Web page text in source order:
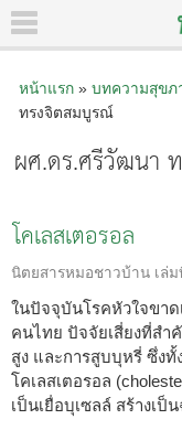
หน้าแรก» บทความสุขภ
ทรงจิตสมบูรณ์
ผศ.ดร.ศรีวัฒนา
โคเลสเตอรอล
นิตยสารหมอชาวบ้าน เล่
ในปัจจุบันโรคหัวใจขา
คนไทย ปัจจัยเสี่ยงที่สำ
สูง และการสูบบุหรี่ ซึ่ง
โคเลสเตอรอล
เป็นเยื่อบุเซลล์ สร้างเ